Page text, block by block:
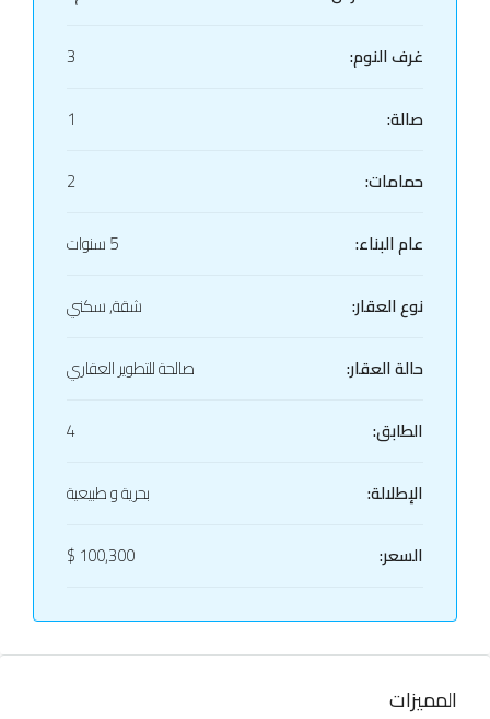
غرف النوم:
3
صالة:
1
حمامات:
2
عام البناء:
5 سنوات
نوع العقار:
شقة, سكني
حالة العقار:
صالحة للتطوير العقاري
الطابق:
4
الإطلالة:
بحرية و طبيعية
السعر:
100,300 $
المميزات